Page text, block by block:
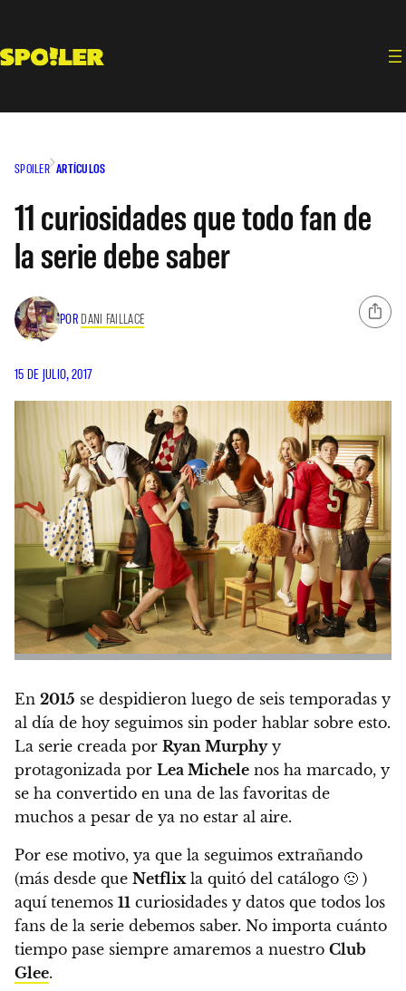
contenido
SPOILER ARTÍCULOS
11 curiosidades que todo fan de
la serie debe saber
POR DANI FAILLACE
15 DE JULIO, 2017
En 2015 se despidieron luego de seis temporadas y
al día de hoy seguimos sin poder hablar sobre esto.
La serie creada por Ryan Murphyy
protagonizada por Lea Michele nos ha marcado, y
se ha convertido en una de las favoritas de
muchos a pesar de ya no estar al aire.
Por ese motivo, ya que la seguimos extrañando
(más desde que Netflixla quitó del catálogo 🙁 )
aquí tenemos 11 curiosidades y datos que todos los
fans de la serie debemos saber. No importa cuánto
tiempo pase siempre amaremos a nuestro Club
Glee.